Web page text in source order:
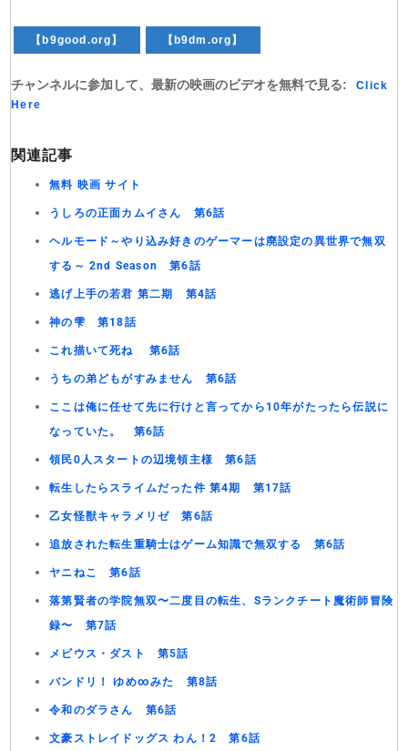
【b9good.org】 【b9dm.org】
チャンネルに参加して、最新の映画のビデオを無料で見る:
Click
Here
関連記事
無料 映画 サイト
うしろの正面カムイさん 第6話
ヘルモード～やり込み好きのゲーマーは廃設定の異世界で無双
する～ 2nd Season 第6話
逃げ上手の若君 第二期 第4話
神の雫 第18話
これ描いて死ね 第6話
うちの弟どもがすみません 第6話
ここは俺に任せて先に行けと言ってから10年がたったら伝説に
なっていた。 第6話
領民0人スタートの辺境領主様 第6話
転生したらスライムだった件 第4期 第17話
乙女怪獣キャラメリゼ 第6話
追放された転生重騎士はゲーム知識で無双する 第6話
ヤニねこ 第6話
落第賢者の学院無双〜二度目の転生、Sランクチート魔術師冒険
録〜 第7話
メビウス・ダスト 第5話
バンドリ！ ゆめ∞みた 第8話
令和のダラさん 第6話
文豪ストレイドッグス わん！2 第6話